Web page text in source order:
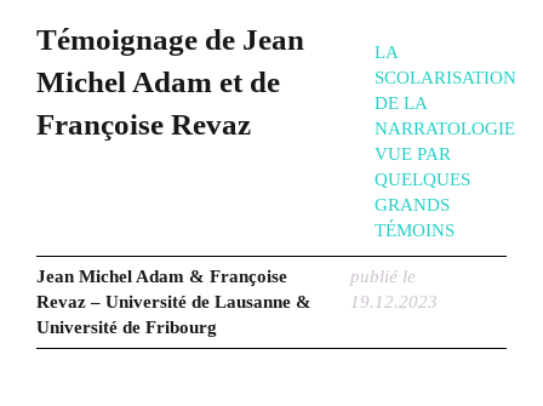
Témoignage de Jean
Michel Adam et de
Françoise Revaz
LA
SCOLARISATION
DE LA
NARRATOLOGIE
VUE PAR
QUELQUES
GRANDS
TÉMOINS
Jean Michel Adam & Françoise
Revaz – Université de Lausanne &
Université de Fribourg
publié le
19.12.2023